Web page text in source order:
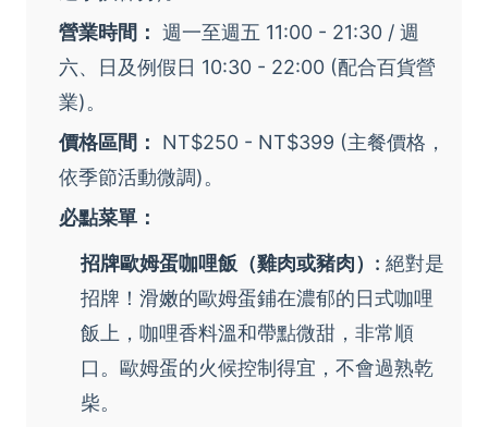
營業時間： 週一至週五 11:00 - 21:30 / 週
六、日及例假日 10:30 - 22:00 (配合百貨營
業)。
價格區間：
NT$250 - NT$399 (主餐價格，
依季節活動微調)。
必點菜單：
招牌歐姆蛋咖哩飯（雞肉或豬肉）: 絕對是
招牌！滑嫩的歐姆蛋鋪在濃郁的日式咖哩
飯上，咖哩香料溫和帶點微甜，非常順
口。歐姆蛋的火候控制得宜，不會過熟乾
柴。